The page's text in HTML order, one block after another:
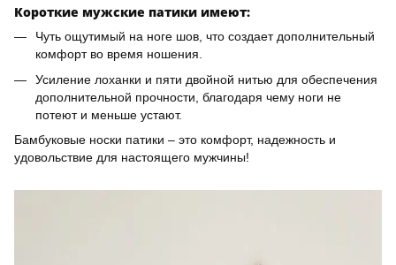
Короткие мужские патики имеют:
Чуть ощутимый на ноге шов, что создает дополнительный
комфорт во время ношения.
Усиление лоханки и пяти двойной нитью для обеспечения
дополнительной прочности, благодаря чему ноги не
потеют и меньше устают.
Бамбуковые носки патики – это комфорт, надежность и
удовольствие для настоящего мужчины!